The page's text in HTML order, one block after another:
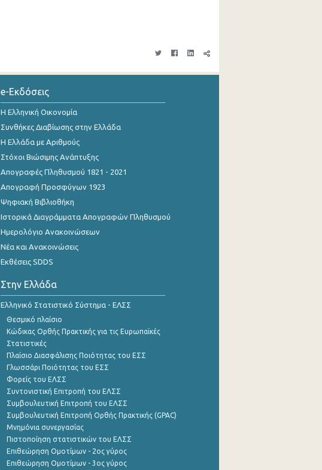
e-Εκδόσεις
Η Ελληνική Οικονομία
Συνθήκες Διαβίωσης στην Ελλάδα
Η Ελλάδα με Αριθμούς
Στόχοι Βιώσιμης Ανάπτυξης
Απογραφές Πληθυσμού 1821 - 2021
Απογραφή Προσφύγων 1923
Ψηφιακή Βιβλιοθήκη
Ιστορικά Διαγράμματα Απογραφών Πληθυσμού
Ημερολόγιο Ανακοινώσεων
Νέα και Ανακοινώσεις
Εκθέσεις SDDS
Στην Ελλάδα
Ελληνικό Στατιστικό Σύστημα - ΕΛΣΣ
Θεσμικό πλαίσιο
Κώδικας Ορθής Πρακτικής για τις Ευρωπαϊκές
Στατιστικές
Πλαίσιο Διασφάλισης Ποιότητας του ΕΣΣ
Γλωσσάρι Ποιότητας του ΕΣΣ
Φορείς του ΕΛΣΣ
Συντονιστική Επιτροπή του ΕΛΣΣ
Συμβουλευτική Επιτροπή του ΕΛΣΣ
Συμβουλευτική Επιτροπή Ορθής Πρακτικής (GPAC)
Μνημόνια συνεργασίας
Πιστοποίηση στατιστικών του ΕΛΣΣ
Επιθεώρηση Ομοτίμων - 2ος γύρος
Επιθεώρηση Ομοτίμων - 3ος γύρος